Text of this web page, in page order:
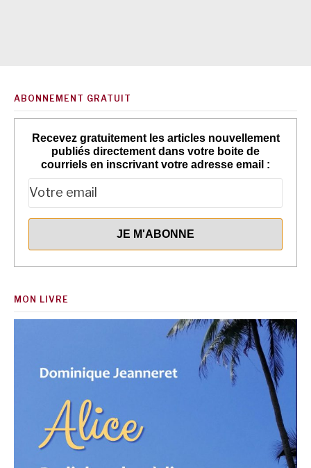
ABONNEMENT GRATUIT
Recevez gratuitement les articles nouvellement
publiés directement dans votre boite de
courriels en inscrivant votre adresse email :
MON LIVRE